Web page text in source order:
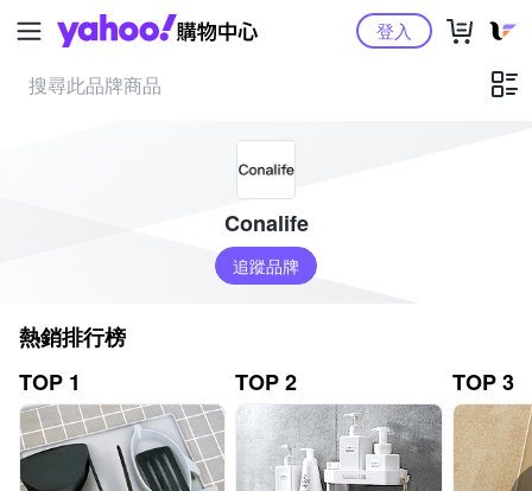
Yahoo購物中心登入
Conalife
追蹤品牌
熱銷排行榜
TOP 1
TOP 2 TOP 3